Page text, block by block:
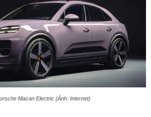
Macan Electric (Ảnh: Internet)